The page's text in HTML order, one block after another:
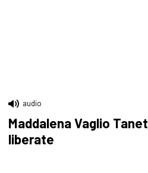
audio
Maddalena Vaglio
liberate